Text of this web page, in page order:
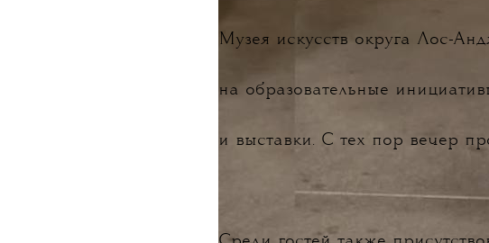
Музея искусств округа Лос-
на образовательные
и выставки. С тех пор вечер